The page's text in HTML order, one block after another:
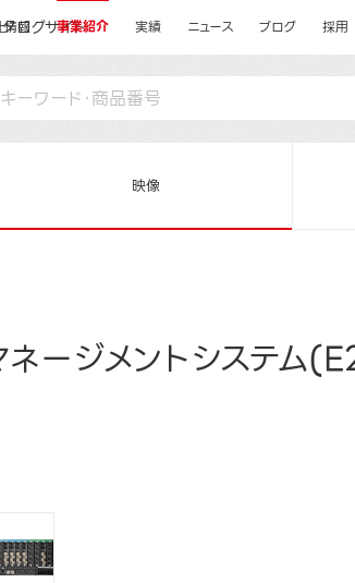
ログサイト
情報 事業紹介 実績 ニュース ブログ 採用
映像
ージメントシステム